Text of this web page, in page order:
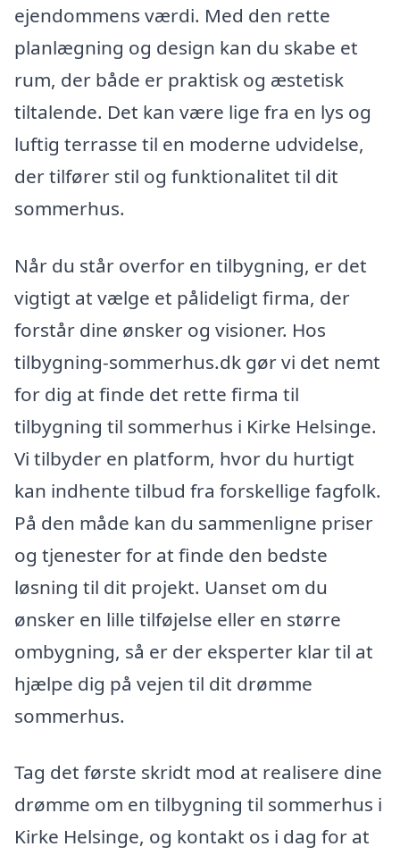
ejendommens værdi. Med den rette
planlægning og design kan du skabe et
rum, der både er praktisk og æstetisk
tiltalende. Det kan være lige fra en lys og
luftig terrasse til en moderne udvidelse,
der tilfører stil og funktionalitet til dit
sommerhus.
Når du står overfor en tilbygning, er det
vigtigt at vælge et pålideligt firma, der
forstår dine ønsker og visioner. Hos
tilbygning-sommerhus.dk gør vi det nemt
for dig at finde det rette firma til
tilbygning til sommerhus i Kirke Helsinge.
Vi tilbyder en platform, hvor du hurtigt
kan indhente tilbud fra forskellige fagfolk.
På den måde kan du sammenligne priser
og tjenester for at finde den bedste
løsning til dit projekt. Uanset om du
ønsker en lille tilføjelse eller en større
ombygning, så er der eksperter klar til at
hjælpe dig på vejen til dit drømme
sommerhus.
Tag det første skridt mod at realisere dine
drømme om en tilbygning til sommerhus i
Kirke Helsinge, og kontakt os i dag for at